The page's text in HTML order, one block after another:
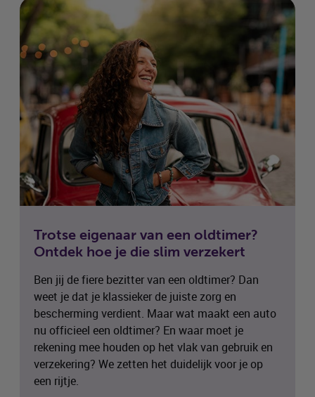
Trotse eigenaar van een oldtimer?
Ontdek hoe je die slim verzekert
Ben jij de fiere bezitter van een oldtimer? Dan
weet je dat je klassieker de juiste zorg en
bescherming verdient. Maar wat maakt een auto
nu officieel een oldtimer? En waar moet je
rekening mee houden op het vlak van gebruik en
verzekering? We zetten het duidelijk voor je op
een rijtje.